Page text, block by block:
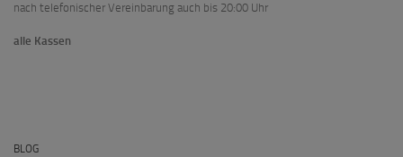
nach telefonischer Vereinbarung auch bis 20:00 Uhr
alle Kassen
BLOG